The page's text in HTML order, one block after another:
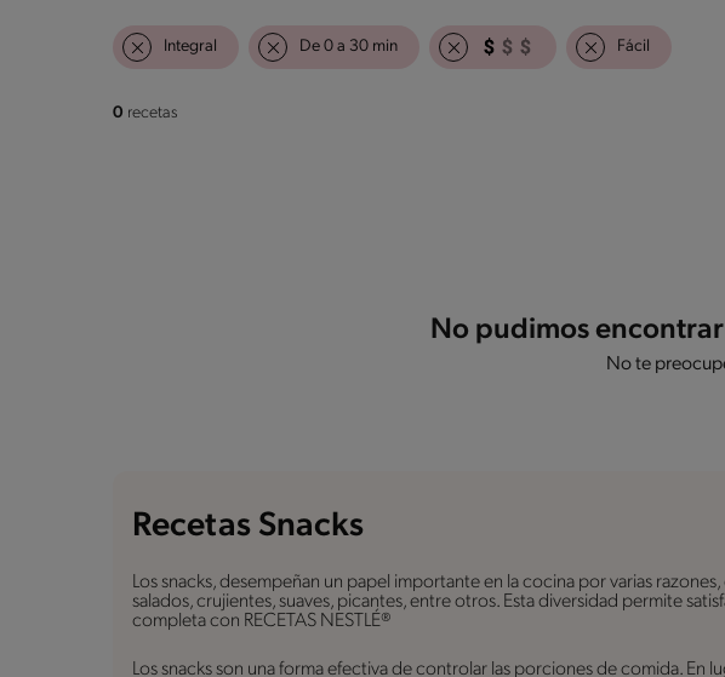
Integral De 0 a 30 min Fácil
0 recetas
No pudimos
No te
Recetas Snacks
Los snacks, desempeñan un papel importante en la cocina por varias
salados, crujientes, suaves, picantes, entre otros. Esta diversidad permite
completa con RECETAS NESTLÉ®
Los snacks son una forma efectiva de controlar las porciones de comida.